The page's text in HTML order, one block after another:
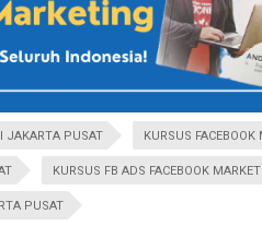
JAKARTA PUSAT KURSUS
KURSUS FB ADS FACEBOOK
PUSAT